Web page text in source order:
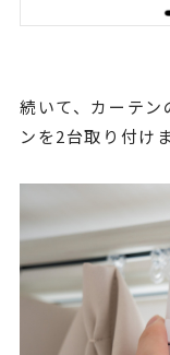
続いて、カーテ
ンを2台取り付けま